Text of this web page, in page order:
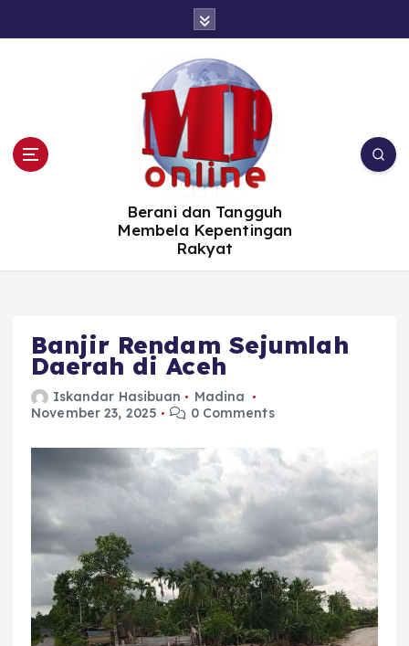
Berani dan Tangguh
Membela Kepentingan
Rakyat
Banjir Rendam Sejumlah
Daerah di Aceh
Iskandar Hasibuan
Madina
November 23, 2025
0 Comments